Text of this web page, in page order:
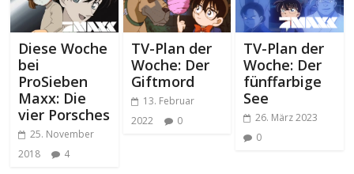
Diese Woche
bei
ProSieben
Maxx: Die
vier Porsches
25. November
2018
4
TV-Plan der
Woche: Der
Giftmord
13. Februar
2022
0
TV-Plan der
Woche: Der
fünffarbige
See
26. März 2023
0